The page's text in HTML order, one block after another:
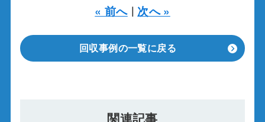
« 前へ｜ 次へ »
回収事例の一覧に戻る
関連記事